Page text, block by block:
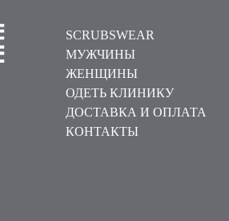
SCRUBSWEAR
МУЖЧИНЫ
ЖЕНЩИНЫ
ОДЕТЬ КЛИНИКУ
ДОСТАВКА И ОПЛАТА
КОНТАКТЫ